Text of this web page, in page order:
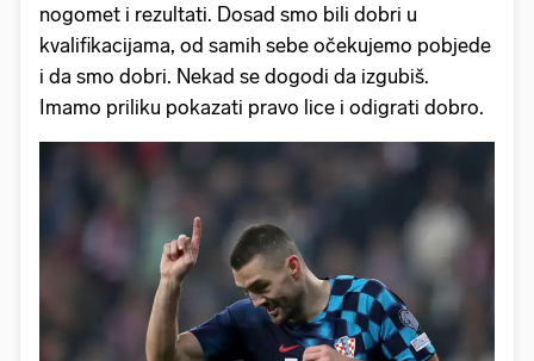
nogomet i rezultati. Dosad smo bili dobri u
kvalifikacijama, od samih sebe očekujemo pobjede
i da smo dobri. Nekad se dogodi da izgubiš.
Imamo priliku pokazati pravo lice i odigrati dobro.